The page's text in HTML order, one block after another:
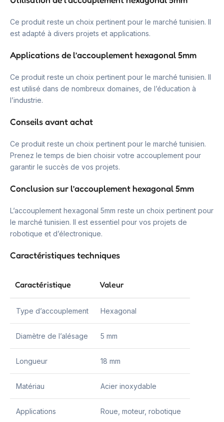
Ce produit reste un choix pertinent pour le marché tunisien. Il
est adapté à divers projets et applications.
Applications de l’accouplement hexagonal 5mm
Ce produit reste un choix pertinent pour le marché tunisien. Il
est utilisé dans de nombreux domaines, de l’éducation à
l’industrie.
Conseils avant achat
Ce produit reste un choix pertinent pour le marché tunisien.
Prenez le temps de bien choisir votre accouplement pour
garantir le succès de vos projets.
Conclusion sur l’accouplement hexagonal 5mm
L’accouplement hexagonal 5mm reste un choix pertinent pour
le marché tunisien. Il est essentiel pour vos projets de
robotique et d’électronique.
Caractéristiques techniques
Caractéristique Valeur
Type d’accouplement Hexagonal
Diamètre de l’alésage 5 mm
Longueur 18 mm
Matériau Acier inoxydable
Applications Roue, moteur, robotique